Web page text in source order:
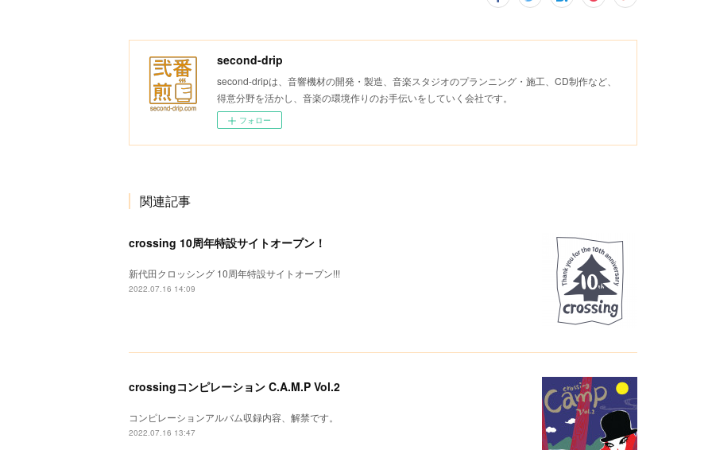
second-drip
second-dripは、音響機材の開発・製造、音楽スタジオのプランニング・施工、CD制作など、
得意分野を活かし、音楽の環境作りのお手伝いをしていく会社です。
フォロー
関連記事
crossing 10周年特設サイトオープン！
新代田クロッシング 10周年特設サイトオープン!!!
2022.07.16 14:09
crossingコンピレーション C.A.M.P Vol.2
コンピレーションアルバム収録内容、解禁です。
2022.07.16 13:47